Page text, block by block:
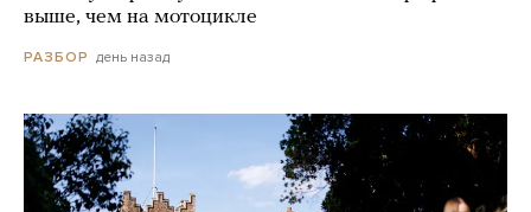
выше, чем на мотоцикле
РАЗБОР день назад